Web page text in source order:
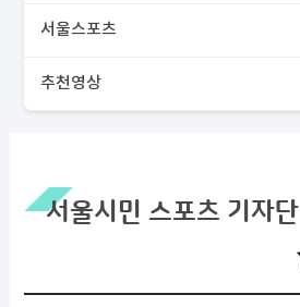
서울스포츠
추천영상
서울시민 스포츠 기자단